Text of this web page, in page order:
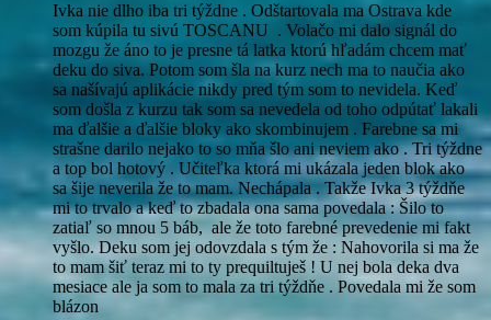
Ivka nie dlho iba tri týždne . Odštartovala ma Ostrava kde
som kúpila tu sivú TOSCANU . Volačo mi dalo signál do
mozgu že áno to je presne tá latka ktorú hľadám chcem mať
deku do siva. Potom som šla na kurz nech ma to naučia ako
sa našívajú aplikácie nikdy pred tým som to nevidela. Keď
som došla z kurzu tak som sa nevedela od toho odpútať lakali
ma ďalšie a ďalšie bloky ako skombinujem . Farebne sa mi
strašne darilo nejako to so mňa šlo ani neviem ako . Tri týždne
a top bol hotový . Učiteľka ktorá mi ukázala jeden blok ako
sa šije neverila že to mam. Nechápala . Takže Ivka 3 týždňe
mi to trvalo a keď to zbadala ona sama povedala : Šilo to
zatiaľ so mnou 5 báb, ale že toto farebné prevedenie mi fakt
vyšlo. Deku som jej odovzdala s tým že : Nahovorila si ma že
to mam šiť teraz mi to ty prequiltuješ ! U nej bola deka dva
mesiace ale ja som to mala za tri týždňe . Povedala mi že som
blázon